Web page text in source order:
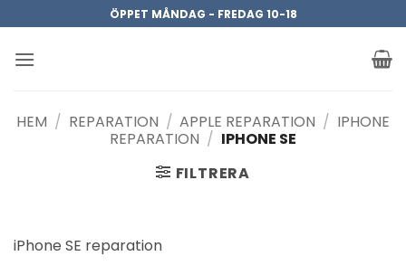
to
content
ÖPPET MÅNDAG - FREDAG 10-18
HEM / REPARATION / APPLE REPARATION / IPHONE
REPARATION / IPHONE SE
FILTRERA
iPhone SE reparation